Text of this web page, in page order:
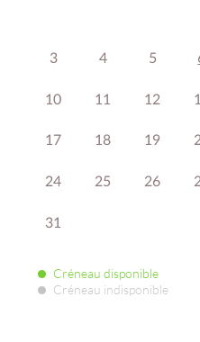
3 4 5
10 11 12
17 18 19
24 25 26
31
Créneau disponible
Créneau indisponible